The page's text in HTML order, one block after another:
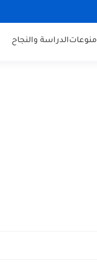
منوعاتالدراسة والنجاح